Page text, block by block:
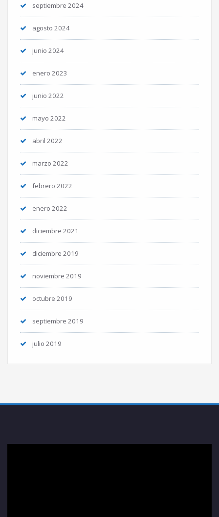
septiembre 2024
agosto 2024
junio 2024
enero 2023
junio 2022
mayo 2022
abril 2022
marzo 2022
febrero 2022
enero 2022
diciembre 2021
diciembre 2019
noviembre 2019
octubre 2019
septiembre 2019
julio 2019